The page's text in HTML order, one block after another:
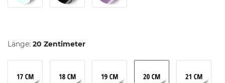
Länge: 20 Zentimeter